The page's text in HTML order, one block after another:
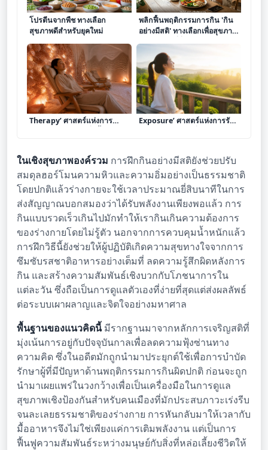
โปรตีนจากพืช ทางเลือก
สุขภาพดีสำหรับยุคใหม่
พลิกฟื้นพฤติกรรมการกิน 'กิน
อย่างมีสติ' ทางเลือกเพื่อสุขภาพ
กายและใจที่ยั่งยืน
เจาะลึก ‘การทำ Salt
Therapy’ ศาสตร์แห่งการ
เจาะลึก ‘การทำ Sunlight
Exposure’ ศาสตร์แห่งการรับ
ในเชิงสุขภาพองค์รวม การฝึกกินอย่างมีสติยังช่วยปรับ
สมดุลฮอร์โมนความหิวและความอิ่มอย่างเป็นธรรมชาติ
โดยปกติแล้วร่างกายจะใช้เวลาประมาณยี่สิบนาทีในการ
ส่งสัญญาณบอกสมองว่าได้รับพลังงานเพียงพอแล้ว การ
กินแบบรวดเร็วเกินไปมักทำให้เรากินเกินความต้องการ
ของร่างกายโดยไม่รู้ตัว นอกจากการควบคุมน้ำหนักแล้ว
การฝึกวิธีนี้ยังช่วยให้ผู้ปฏิบัติเกิดความสุขทางใจจากการ
ซึมซับรสชาติอาหารอย่างเต็มที่ ลดความรู้สึกผิดหลังการ
กิน และสร้างความสัมพันธ์เชิงบวกกับโภชนาการใน
แต่ละวัน ซึ่งถือเป็นการดูแลตัวเองที่ง่ายที่สุดแต่ส่งผลลัพธ์
ต่อระบบเผาผลาญและจิตใจอย่างมหาศาล
พื้นฐานของแนวคิดนี้มีรากฐานมาจากหลักการเจริญสติที่
มุ่งเน้นการอยู่กับปัจจุบันกาลเพื่อลดความฟุ้งซ่านทาง
ความคิด ซึ่งในอดีตมักถูกนำมาประยุกต์ใช้เพื่อการบำบัด
รักษาผู้ที่มีปัญหาด้านพฤติกรรมการกินผิดปกติ ก่อนจะถูก
นำมาเผยแพร่ในวงกว้างเพื่อเป็นเครื่องมือในการดูแล
สุขภาพเชิงป้องกันสำหรับคนเมืองที่มักประสบภาวะเร่งรีบ
จนละเลยธรรมชาติของร่างกาย การหันกลับมาให้เวลากับ
มื้ออาหารจึงไม่ใช่เพียงแค่การเติมพลังงาน แต่เป็นการ
ฟื้นฟูความสัมพันธ์ระหว่างมนุษย์กับสิ่งที่หล่อเลี้ยงชีวิตให้